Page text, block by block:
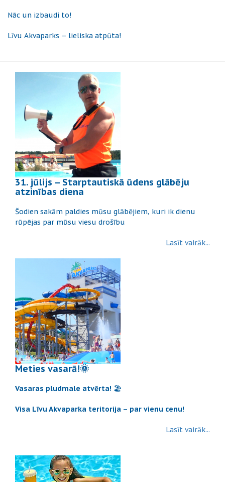
Nāc un izbaudi to!
Līvu Akvaparks – lieliska atpūta!
31. jūlijs – Starptautiskā ūdens glābēju
atzinības diena
Šodien sakām paldies mūsu glābējiem, kuri ik dienu
rūpējas par mūsu viesu drošību
Lasīt vairāk...
Meties vasarā!🌞
Vasaras pludmale atvērta! 🏖️
Visa Līvu Akvaparka teritorija – par vienu cenu!
Lasīt vairāk...